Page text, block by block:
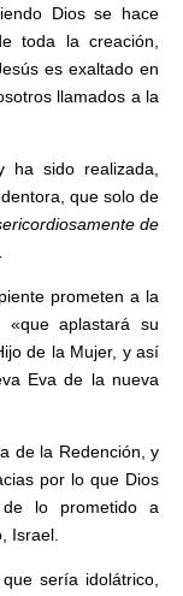
Dios se hace
toda la creación,
es exaltado en
llamados a la
ha sido realizada,
que solo de
de
prometen a la
«que aplastará su
de la Mujer, y así
Eva de la nueva
de la Redención, y
por lo que Dios
lo prometido a
Israel.
sería idolátrico,